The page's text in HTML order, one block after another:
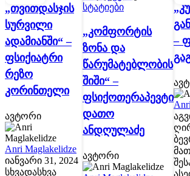
„თვითდასჯის
სურვილი
ადამიანში“ –
ფსიქიატრი
რეზო
კორინთელი
ავტორი
Anri Maglakelidze
იანვარი 31, 2024
სხვადასხვა
სტატიები
„კომფორტის
ზონა და
წარუმატებლობის
შიში“ –
ფსიქოთერაპევტი
დათო
ანდღულაძე
ავტორი
–